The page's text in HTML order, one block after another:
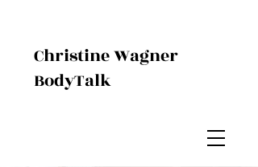
Christine Wagner
BodyTalk